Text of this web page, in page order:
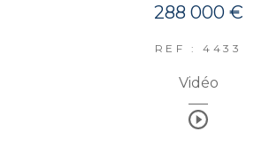
288 000 €
REF : 4433
Vidéo